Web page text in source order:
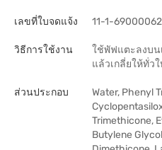
เลขที่ใบจดแจ้ง 11-1-
วิธีการใช้งาน
ใช้พัฟแตะลงบ
แล้วเกลี่ยให้ทั่ว
ส่วนประกอบ
Water, Phenyl
Trimethicone,
Butylene